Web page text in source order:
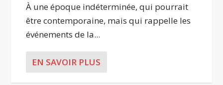
À une époque indéterminée, qui pourrait
être contemporaine, mais qui rappelle les
événements de la...
EN SAVOIR PLUS